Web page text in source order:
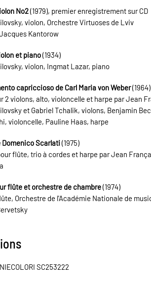
No2(1979), premier enregistrement sur CD
violon, Orchestre Virtuoses de Lviv
Kantorow
et piano(1934)
violon, Ingmat Lazar, piano
capriccioso de Carl Maria von Weber(1964)
2 violons, alto, violoncelle et harpe par Jean
et Gabriel Tchalik, violons, Benjamin
violoncelle, Pauline Haas, harpe
Domenico Scarlati(1975)
flûte, trio à cordes et harpe par Jean
flûte et orchestre de chambre(1974)
Orchestre de l'Académie Nationale de
SC253222